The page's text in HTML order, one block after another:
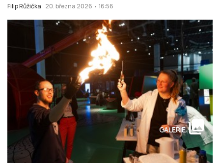
Filip Růžička 20. března 2026 • 16:56
GALERIE collections